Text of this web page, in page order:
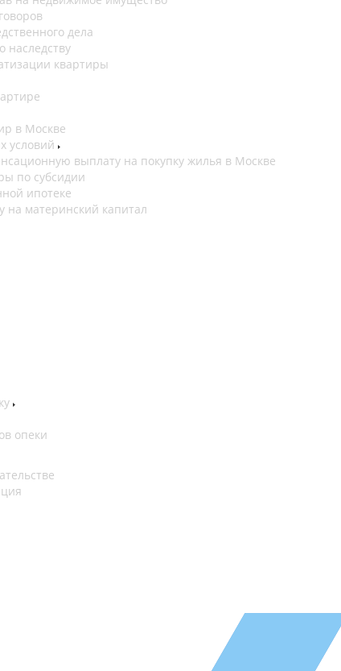
дела
наследству
квартиры
в Москве
условий
выплату на покупку жилья в Москве
по субсидии
ипотеке
на материнский капитал
опеки